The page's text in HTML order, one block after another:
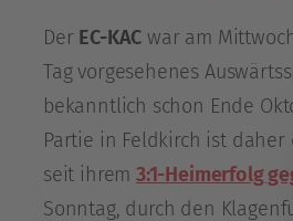
Der EC-KAC war am
Tag vorgesehenes
bekanntlich schon Ende
Partie in Feldkirch ist daher
seit ihrem3:1-Heimerfolg
Sonntag, durch den